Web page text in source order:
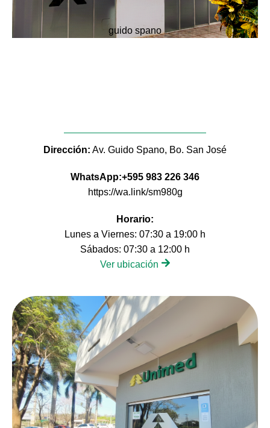
guido spano
Dirección: Av. Guido Spano, Bo. San José
WhatsApp:+595 983 226 346
https://wa.link/sm980g
Horario:
Lunes a Viernes: 07:30 a 19:00 h
Sábados: 07:30 a 12:00 h
Ver ubicación